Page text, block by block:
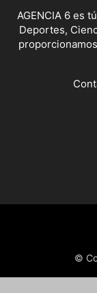
AGENCIA 6 es
Deportes,
©